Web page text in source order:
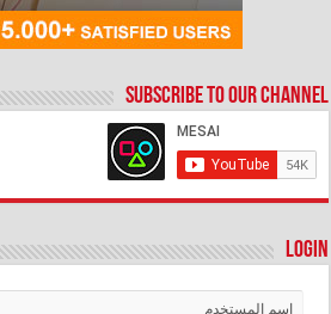
Subscribe to our Channel
Login